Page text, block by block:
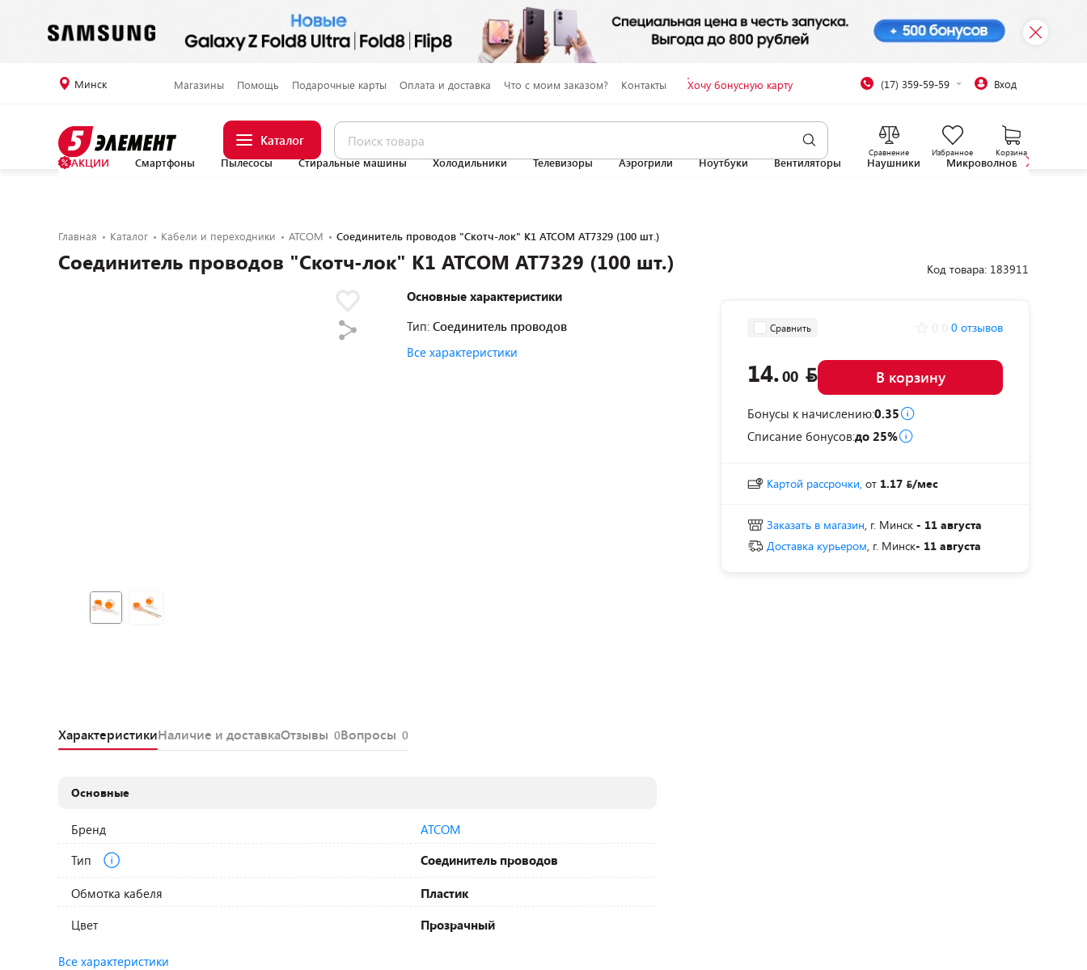
Минск Магазины Помощь Подарочные карты Оплата и доставка Что с моим заказом? Контакты Хочу бонусную карту (17) 359-59-59 Вход
Каталог
Сравнение Избранное Корзина
АКЦИИ Смартфоны Пылесосы Стиральные машины Холодильники Телевизоры Аэрогрили Ноутбуки Вентиляторы Наушники Микроволновые печи
Главная Каталог Кабели и переходники ATCOM Соединитель проводов "Скотч-лок" К1 ATCOM AT7329 (100 шт.)
Соединитель проводов "Скотч-лок" К1 ATCOM AT7329 (100 шт.)
Основные характеристики
Тип: Соединитель проводов
Все характеристики
Код товара: 183911
Сравнить 0 отзывов
14.00 В корзину
Бонусы к начислению:0.35
Списание бонусов:до 25%
Картой рассрочки, от 1.17 /мес
Заказать в магазин, г. Минск - 11 августа
Доставка курьером, г. Минск- 11 августа
ХарактеристикиНаличие и доставкаОтзывы 0Вопросы 0
Основные
Бренд
ATCOM
Тип
Соединитель проводов
Обмотка кабеля
Пластик
Цвет
Прозрачный
Все характеристики